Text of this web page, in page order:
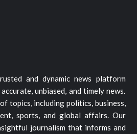
and dynamic news platform
unbiased, and timely news.
topics, including politics, business,
sports, and global affairs. Our
journalism that informs and